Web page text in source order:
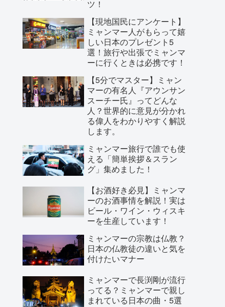
ツ！
【現地国民にアンケート】
ミャンマー人がもらって嬉
しい日本のプレゼント5
選！旅行や出張でミャンマ
ーに行くときは必携です！
【5分でマスター】ミャン
マーの有名人『アウンサン
スーチー氏』ってどんな
人？世界的に意見が分かれ
る偉人をわかりやすく解説
します。
ミャンマー旅行で誰でも使
える「簡単挨拶＆スラン
グ」集めました！
【お酒好き必見】ミャンマ
ーのお酒事情を解説！実は
ビール・ワイン・ウィスキ
ーを生産しています！
ミャンマーの宗教は仏教？
日本の仏教徒の違いと気を
付けたいマナー
ミャンマーで長渕剛が流行
ってる？ミャンマーで親し
まれている日本の曲・5選